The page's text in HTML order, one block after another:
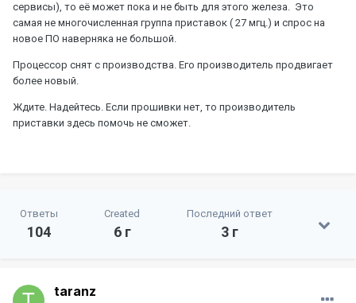
сервисы), то её может пока и не быть для этого железа. Это
самая не многочисленная группа приставок ( 27 мгц.) и спрос на
новое ПО наверняка не большой.
Процессор снят с производства. Его производитель продвигает
более новый.
Ждите. Надейтесь. Если прошивки нет, то производитель
приставки здесь помочь не сможет.
Ответы
104
Created
6 г
Последний ответ
3 г
taranz